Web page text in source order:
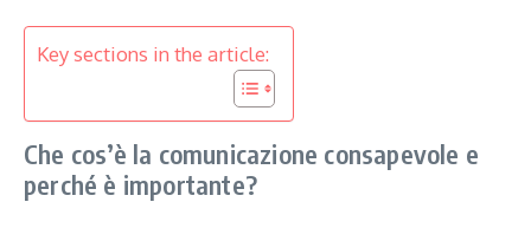
Key sections in the article:
Che cos’è la comunicazione consapevole e
perché è importante?